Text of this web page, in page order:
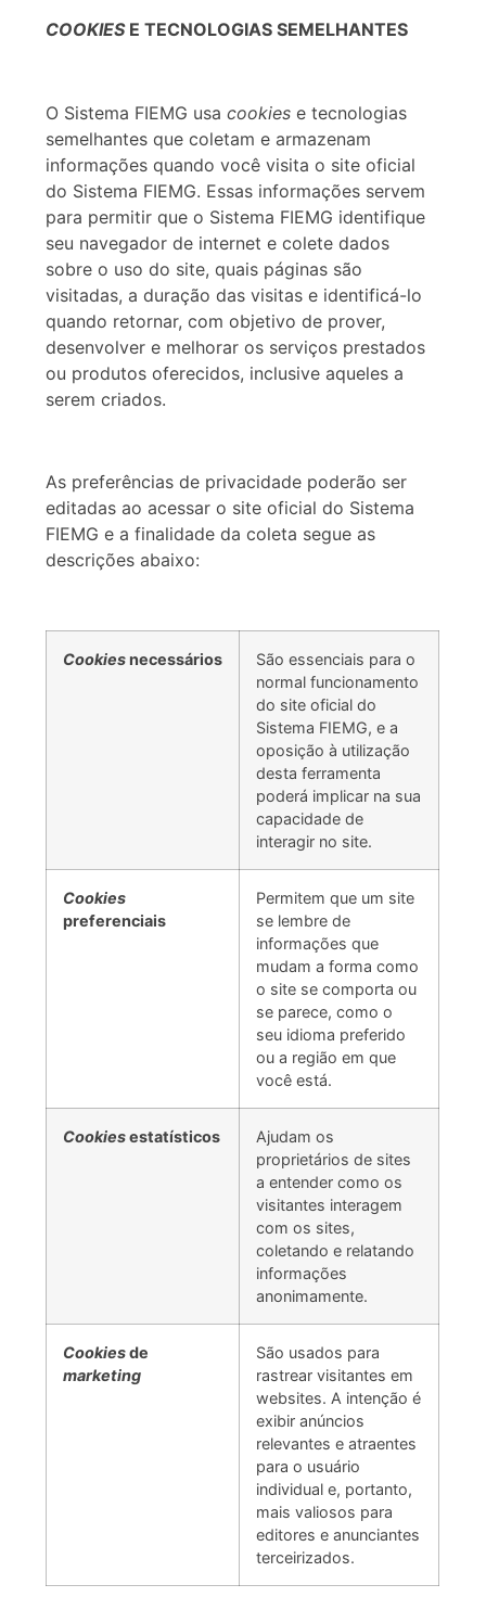
COOKIES E TECNOLOGIAS SEMELHANTES
O Sistema FIEMG usacookiese tecnologias
semelhantes que coletam e armazenam
informações quando você visita o site oficial
do Sistema FIEMG. Essas informações servem
para permitir que o Sistema FIEMG identifique
seu navegador de internet e colete dados
sobre o uso do site, quais páginas são
visitadas, a duração das visitas e identificá-lo
quando retornar, com objetivo de prover,
desenvolver e melhorar os serviços prestados
ou produtos oferecidos, inclusive aqueles a
serem criados.
As preferências de privacidade poderão ser
editadas ao acessar o site oficial do Sistema
FIEMG e a finalidade da coleta segue as
descrições abaixo:
Cookiesnecessários
São essenciais para o
normal funcionamento
do site oficial do
Sistema FIEMG, e a
oposição à utilização
desta ferramenta
poderá implicar na sua
capacidade de
interagir no site.
Cookies
preferenciais
Permitem que um site
se lembre de
informações que
mudam a forma como
o site se comporta ou
se parece, como o
seu idioma preferido
ou a região em que
você está.
Cookiesestatísticos
Ajudam os
proprietários de sites
a entender como os
visitantes interagem
com os sites,
coletando e relatando
informações
anonimamente.
Cookiesde
marketing
São usados para
rastrear visitantes em
websites. A intenção é
exibir anúncios
relevantes e atraentes
para o usuário
individual e, portanto,
mais valiosos para
editores e anunciantes
terceirizados.